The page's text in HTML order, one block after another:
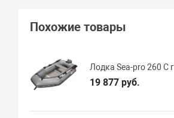
Похожие товары
Лодка Sea-pro 260 С
19 877 руб.